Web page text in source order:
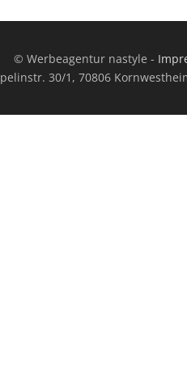
© Werbeagentur nastyle -
30/1, 70806